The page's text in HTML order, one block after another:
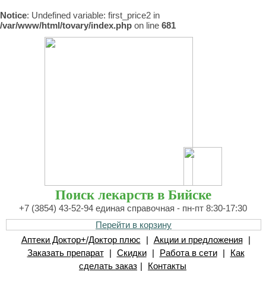
Notice: Undefined variable: first_price2 in
/var/www/html/tovary/index.php on line 681
Поиск лекарств в Бийске
+7 (3854) 43-52-94 единая справочная - пн-пт 8:30-17:30
Перейти в корзину
Аптеки Доктор+/Доктор плюс
| Акции и предложения
|
Заказать препарат
| Скидки | Работа в сети |
Как
сделать заказ | Контакты